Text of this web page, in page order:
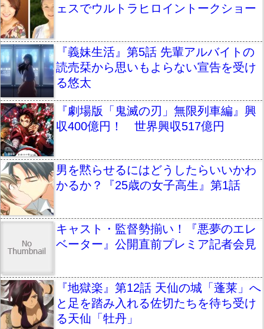
ェスでウルトラヒロイントークショー
『義妹生活』第5話 先輩アルバイトの
読売栞から思いもよらない宣告を受け
る悠太
『劇場版「鬼滅の刃」無限列車編』興
収400億円！ 世界興収517億円
男を黙らせるにはどうしたらいいかわ
かるか？『25歳の女子高生』第1話
キャスト・監督勢揃い！『悪夢のエレ
ベーター』公開直前プレミア記者会見
『地獄楽』第12話 天仙の城「蓬莱」へ
と足を踏み入れる佐切たちを待ち受け
る天仙「牡丹」